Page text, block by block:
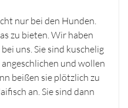
nur bei den Hunden.
zu bieten. Wir haben
uns. Sie sind kuschelig
und wollen
beißen sie plötzlich zu
an. Sie sind dann